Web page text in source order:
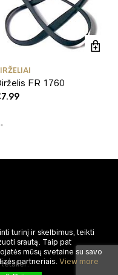
FR 1760
7.99
.
turinį ir skelbimus, teikti
srautą. Taip pat
mūsų svetaine su savo
partneriais. View more